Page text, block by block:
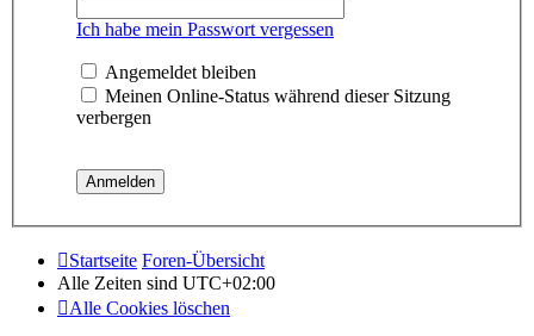
Ich habe mein Passwort vergessen
Angemeldet bleiben
Meinen Online-Status während dieser Sitzung
verbergen
Startseite Foren-Übersicht
Alle Zeiten sind UTC+02:00
Alle Cookies löschen